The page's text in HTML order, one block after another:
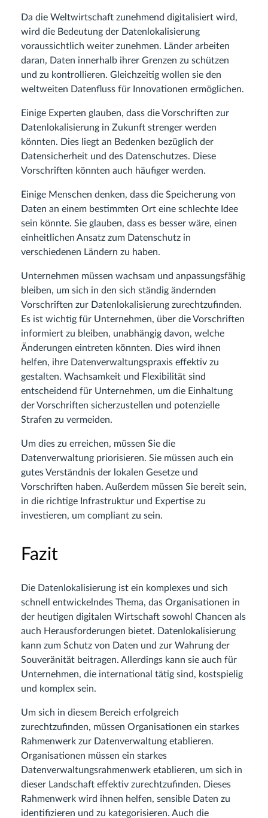
Da die Weltwirtschaft zunehmend digitalisiert wird,
wird die Bedeutung der Datenlokalisierung
voraussichtlich weiter zunehmen. Länder arbeiten
daran, Daten innerhalb ihrer Grenzen zu schützen
und zu kontrollieren. Gleichzeitig wollen sie den
weltweiten Datenfluss für Innovationen ermöglichen.
Einige Experten glauben, dass die Vorschriften zur
Datenlokalisierung in Zukunft strenger werden
könnten. Dies liegt an Bedenken bezüglich der
Datensicherheit und des Datenschutzes. Diese
Vorschriften könnten auch häufiger werden.
Einige Menschen denken, dass die Speicherung von
Daten an einem bestimmten Ort eine schlechte Idee
sein könnte. Sie glauben, dass es besser wäre, einen
einheitlichen Ansatz zum Datenschutz in
verschiedenen Ländern zu haben.
Unternehmen müssen wachsam und anpassungsfähig
bleiben, um sich in den sich ständig ändernden
Vorschriften zur Datenlokalisierung zurechtzufinden.
Es ist wichtig für Unternehmen, über die Vorschriften
informiert zu bleiben, unabhängig davon, welche
Änderungen eintreten könnten. Dies wird ihnen
helfen, ihre Datenverwaltungspraxis effektiv zu
gestalten. Wachsamkeit und Flexibilität sind
entscheidend für Unternehmen, um die Einhaltung
der Vorschriften sicherzustellen und potenzielle
Strafen zu vermeiden.
Um dies zu erreichen, müssen Sie die
Datenverwaltung priorisieren. Sie müssen auch ein
gutes Verständnis der lokalen Gesetze und
Vorschriften haben. Außerdem müssen Sie bereit sein,
in die richtige Infrastruktur und Expertise zu
investieren, um compliant zu sein.
Fazit
Die Datenlokalisierung ist ein komplexes und sich
schnell entwickelndes Thema, das Organisationen in
der heutigen digitalen Wirtschaft sowohl Chancen als
auch Herausforderungen bietet. Datenlokalisierung
kann zum Schutz von Daten und zur Wahrung der
Souveränität beitragen. Allerdings kann sie auch für
Unternehmen, die international tätig sind, kostspielig
und komplex sein.
Um sich in diesem Bereich erfolgreich
zurechtzufinden, müssen Organisationen ein starkes
Rahmenwerk zur Datenverwaltung etablieren.
Organisationen müssen ein starkes
Datenverwaltungsrahmenwerk etablieren, um sich in
dieser Landschaft effektiv zurechtzufinden. Dieses
Rahmenwerk wird ihnen helfen, sensible Daten zu
identifizieren und zu kategorisieren. Auch die